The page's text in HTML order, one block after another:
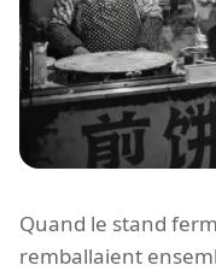
Quand le stand
remballaient